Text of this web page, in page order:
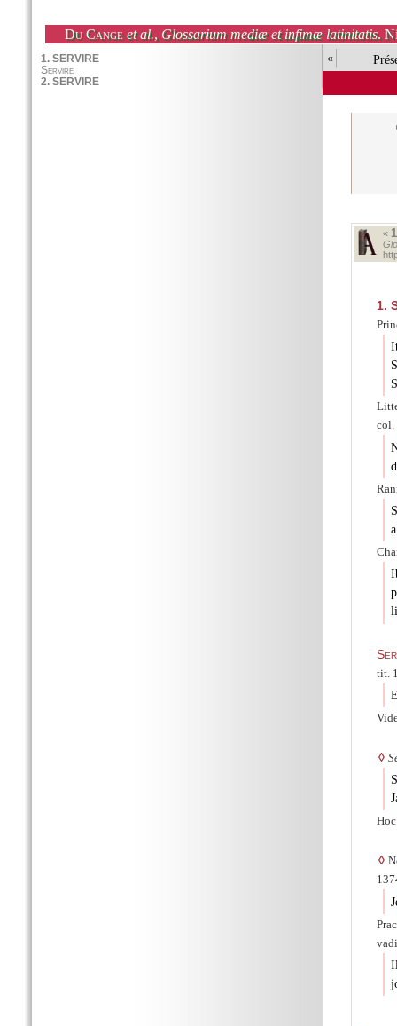
Du Cange et al., Glossarium mediæ et infimæ latinitatis.
«
«
1.
col.
tit.
◊
◊